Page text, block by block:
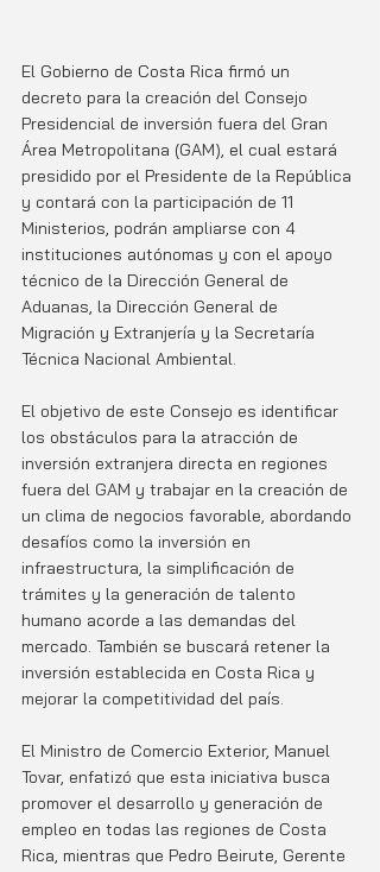
El Gobierno de Costa Rica firmó un
decreto para la creación del Consejo
Presidencial de inversión fuera del Gran
Área Metropolitana (GAM), el cual estará
presidido por el Presidente de la República
y contará con la participación de 11
Ministerios, podrán ampliarse con 4
instituciones autónomas y con el apoyo
técnico de la Dirección General de
Aduanas, la Dirección General de
Migración y Extranjería y la Secretaría
Técnica Nacional Ambiental.
El objetivo de este Consejo es identificar
los obstáculos para la atracción de
inversión extranjera directa en regiones
fuera del GAM y trabajar en la creación de
un clima de negocios favorable, abordando
desafíos como la inversión en
infraestructura, la simplificación de
trámites y la generación de talento
humano acorde a las demandas del
mercado. También se buscará retener la
inversión establecida en Costa Rica y
mejorar la competitividad del país.
El Ministro de Comercio Exterior, Manuel
Tovar, enfatizó que esta iniciativa busca
promover el desarrollo y generación de
empleo en todas las regiones de Costa
Rica, mientras que Pedro Beirute, Gerente